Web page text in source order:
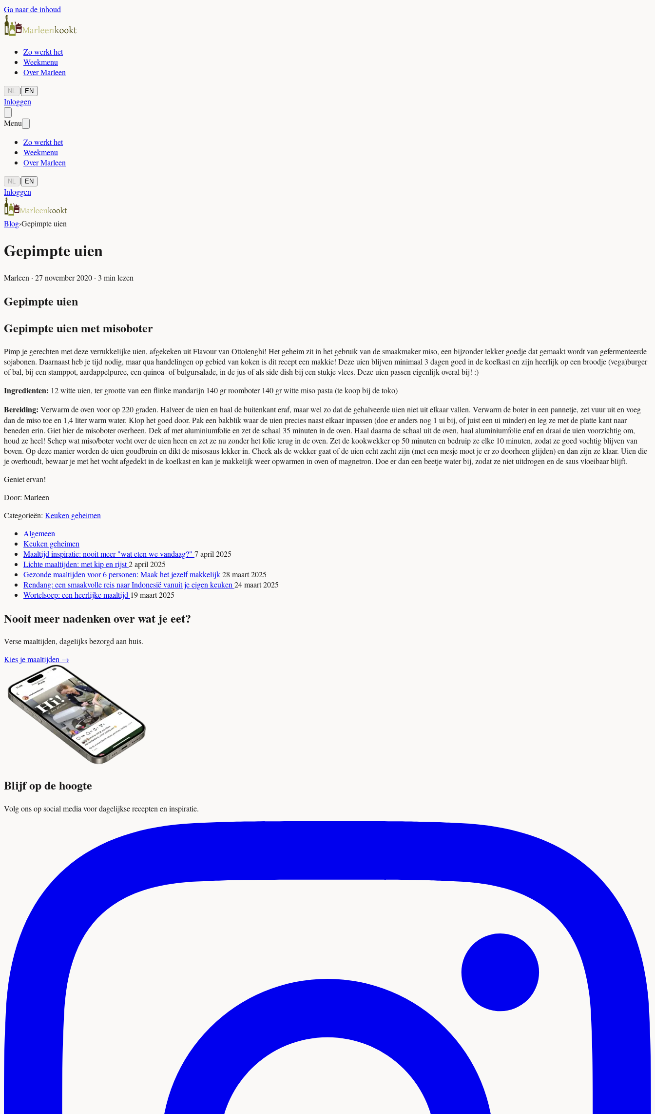
Ga naar de inhoud
Zo werkt het
Weekmenu
Over Marleen
NL | EN
Inloggen
Menu
Zo werkt het
Weekmenu
Over Marleen
NL | EN
Inloggen
Blog›Gepimpte uien
Gepimpte uien
Marleen · 27 november 2020 · 3 min lezen
Gepimpte uien
Gepimpte uien met misoboter
Pimp je gerechten met deze verrukkelijke uien, afgekeken uit Flavour van Ottolenghi! Het geheim zit in het gebruik van de smaakmaker miso, een bijzonder lekker goedje dat gemaakt wordt van gefermenteerde
sojabonen. Daarnaast heb je tijd nodig, maar qua handelingen op gebied van koken is dit recept een makkie! Deze uien blijven minimaal 3 dagen goed in de koelkast en zijn heerlijk op een broodje (vega)burger
of bal, bij een stamppot, aardappelpuree, een quinoa- of bulgursalade, in de jus of als side dish bij een stukje vlees. Deze uien passen eigenlijk overal bij! :)
Ingredienten: 12 witte uien, ter grootte van een flinke mandarijn 140 gr roomboter 140 gr witte miso pasta (te koop bij de toko)
Bereiding: Verwarm de oven voor op 220 graden. Halveer de uien en haal de buitenkant eraf, maar wel zo dat de gehalveerde uien niet uit elkaar vallen. Verwarm de boter in een pannetje, zet vuur uit en voeg
dan de miso toe en 1,4 liter warm water. Klop het goed door. Pak een bakblik waar de uien precies naast elkaar inpassen (doe er anders nog 1 ui bij, of juist een ui minder) en leg ze met de platte kant naar
beneden erin. Giet hier de misoboter overheen. Dek af met aluminiumfolie en zet de schaal 35 minuten in de oven. Haal daarna de schaal uit de oven, haal aluminiumfolie eraf en draai de uien voorzichtig om,
houd ze heel! Schep wat miso/boter vocht over de uien heen en zet ze nu zonder het folie terug in de oven. Zet de kookwekker op 50 minuten en bedruip ze elke 10 minuten, zodat ze goed vochtig blijven van
boven. Op deze manier worden de uien goudbruin en dikt de misosaus lekker in. Check als de wekker gaat of de uien echt zacht zijn (met een mesje moet je er zo doorheen glijden) en dan zijn ze klaar. Uien die
je overhoudt, bewaar je met het vocht afgedekt in de koelkast en kan je makkelijk weer opwarmen in oven of magnetron. Doe er dan een beetje water bij, zodat ze niet uitdrogen en de saus vloeibaar blijft.
Geniet ervan!
Door: Marleen
Categorieën: Keuken geheimen
Algemeen
Keuken geheimen
Maaltijd inspiratie: nooit meer "wat eten we vandaag?" 7 april 2025
Lichte maaltijden: met kip en rijst2 april 2025
Gezonde maaltijden voor 6 personen: Maak het jezelf makkelijk28 maart 2025
Rendang: een smaakvolle reis naar Indonesië vanuit je eigen keuken 24 maart 2025
Wortelsoep: een heerlijke maaltijd 19 maart 2025
Nooit meer nadenken over wat je eet?
Verse maaltijden, dagelijks bezorgd aan huis.
Kies je maaltijden →
Blijf op de hoogte
Volg ons op social media voor dagelijkse recepten en inspiratie.